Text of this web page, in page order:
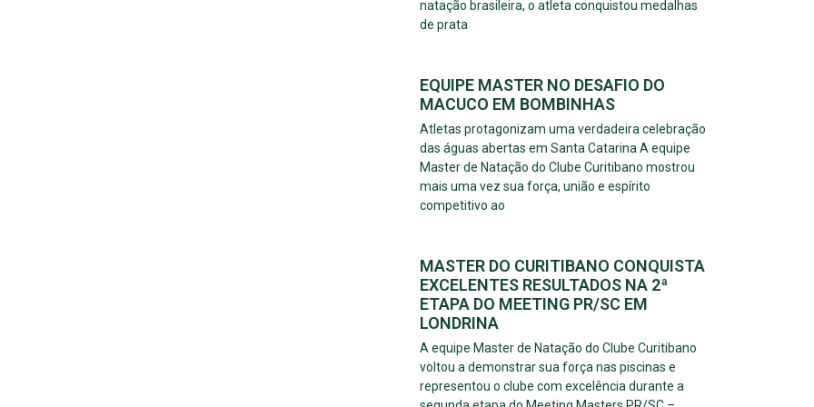
natação brasileira, o atleta conquistou medalhas
de prata
EQUIPE MASTER NO DESAFIO DO
MACUCO EM BOMBINHAS
Atletas protagonizam uma verdadeira celebração
das águas abertas em Santa Catarina A equipe
Master de Natação do Clube Curitibano mostrou
mais uma vez sua força, união e espírito
competitivo ao
MASTER DO CURITIBANO CONQUISTA
EXCELENTES RESULTADOS NA 2ª
ETAPA DO MEETING PR/SC EM
LONDRINA
A equipe Master de Natação do Clube Curitibano
voltou a demonstrar sua força nas piscinas e
representou o clube com excelência durante a